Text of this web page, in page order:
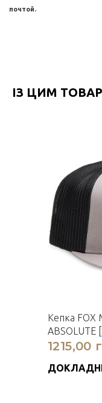
почтой.
ІЗ ЦИМ
Кепка FOX
ABSOLUTE
1215,00